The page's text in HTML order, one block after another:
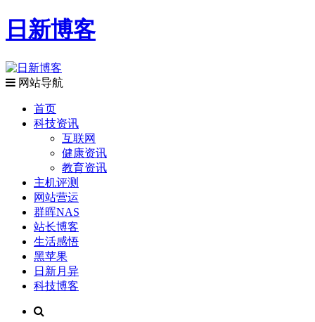
日新博客
网站导航
首页
科技资讯
互联网
健康资讯
教育资讯
主机评测
网站营运
群晖NAS
站长博客
生活感悟
黑苹果
日新月异
科技博客